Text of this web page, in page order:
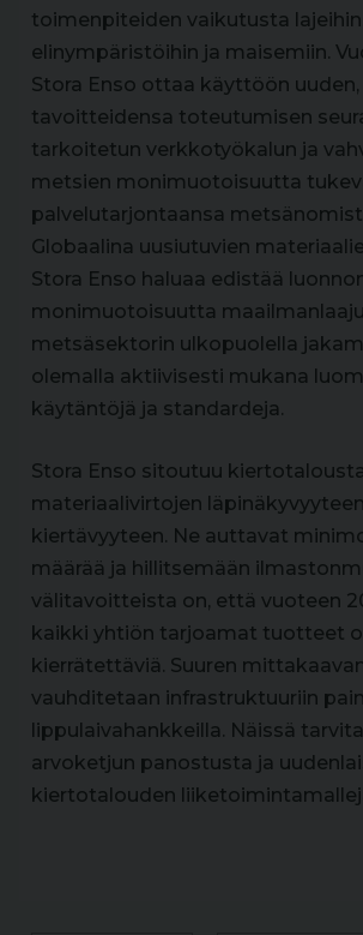
toimenpiteiden vaikutusta lajeihin,
elinympäristöihin ja maisemiin.
Stora Enso ottaa käyttöön uuden,
tavoitteidensa toteutumisen
tarkoitetun verkkotyökalun ja
metsien monimuotoisuutta
palvelutarjontaansa
Globaalina uusiutuvien
Stora Enso haluaa edistää
monimuotoisuutta
metsäsektorin ulkopuolella
olemalla aktiivisesti mukana
käytäntöjä ja standardeja.
Stora Enso sitoutuu
materiaalivirtojen
kiertävyyteen. Ne auttavat
määrää ja hillitsemään
välitavoitteista on, että vuoteen
kaikki yhtiön tarjoamat tuotteet
kierrätettäviä. Suuren
vauhditetaan infrastruktuuriin
lippulaivahankkeilla. Näissä
arvoketjun panostusta ja
kiertotalouden